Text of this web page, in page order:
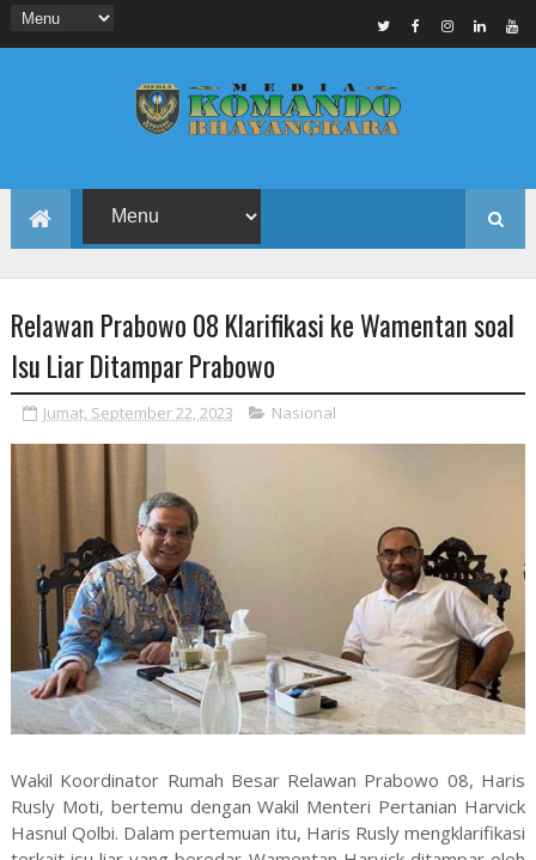
Relawan Prabowo 08 Klarifikasi ke Wamentan soal
Isu Liar Ditampar Prabowo
Jumat, September 22, 2023 Nasional
Wakil Koordinator Rumah Besar Relawan Prabowo 08, Haris
Rusly Moti, bertemu dengan Wakil Menteri Pertanian Harvick
Hasnul Qolbi. Dalam pertemuan itu, Haris Rusly mengklarifikasi